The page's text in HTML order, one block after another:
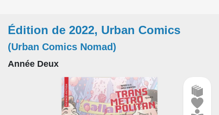
Édition de 2022, Urban Comics
(Urban Comics Nomad)
Année Deux